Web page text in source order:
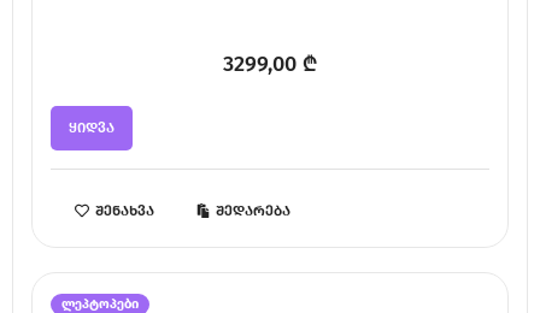
3299,00 ₾
ყიდვა
შენახვა შედარება
ლეპტოპები